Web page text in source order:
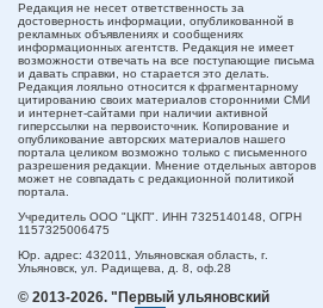
Редакция не несет ответственность за
достоверность информации, опубликованной в
рекламных объявлениях и сообщениях
информационных агентств. Редакция не имеет
возможности отвечать на все поступающие письма
и давать справки, но старается это делать.
Редакция лояльно относится к фрагментарному
цитированию своих материалов сторонними СМИ
и интернет-сайтами при наличии активной
гиперссылки на первоисточник. Копирование и
опубликование авторских материалов нашего
портала целиком возможно только с письменного
разрешения редакции. Мнение отдельных авторов
может не совпадать с редакционной политикой
портала.
Учредитель ООО "ЦКП". ИНН 7325140148, ОГРН
1157325006475
Юр. адрес: 432011, Ульяновская область, г.
Ульяновск, ул. Радищева, д. 8, оф.28
© 2013-2026. "Первый ульяновский